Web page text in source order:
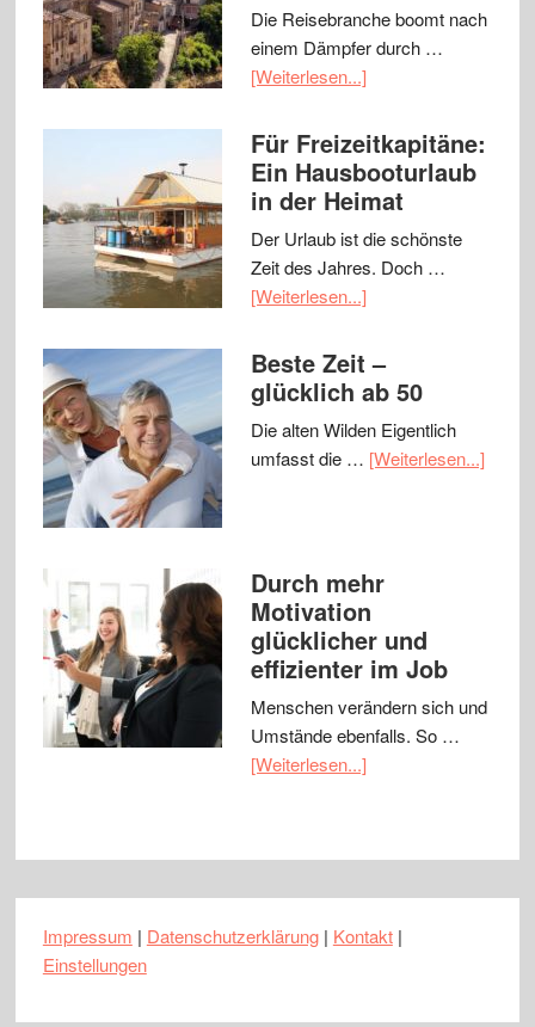
Die Reisebranche boomt nach
einem Dämpfer durch …
[Weiterlesen...]
Für Freizeitkapitäne:
Ein Hausbooturlaub
in der Heimat
Der Urlaub ist die schönste
Zeit des Jahres. Doch …
[Weiterlesen...]
Beste Zeit –
glücklich ab 50
Die alten Wilden Eigentlich
umfasst die … [Weiterlesen...]
Durch mehr
Motivation
glücklicher und
effizienter im Job
Menschen verändern sich und
Umstände ebenfalls. So …
[Weiterlesen...]
Impressum | Datenschutzerklärung| Kontakt|
Einstellungen